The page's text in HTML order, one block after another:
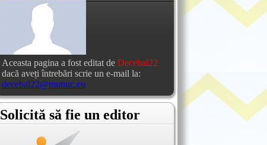
Aceasta pagina a fost editat de Decebal22
dacă aveți întrebări scrie un e-mail la:
decebal22@munuc.eu
Solicită să fie un editor